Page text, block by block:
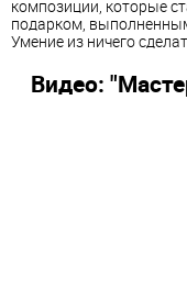
композиции, которые
подарком,
Умение из ничего
Видео: